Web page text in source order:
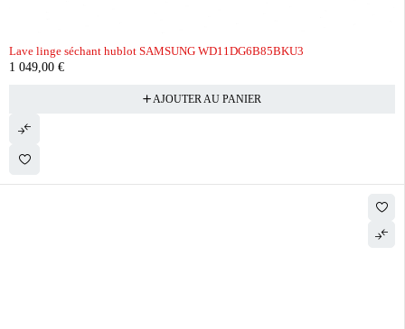
Lave linge séchant hublot SAMSUNG WD11DG6B85BKU3
1 049,00 €
AJOUTER AU PANIER